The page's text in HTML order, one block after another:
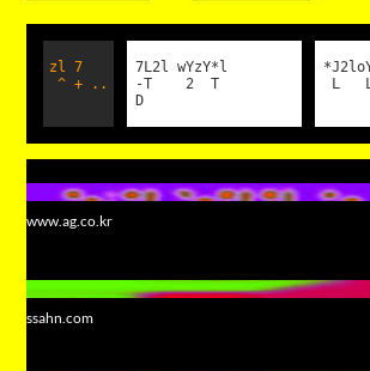
zl 7
^ + ..
7L2l wYzY*l
-T 2 T
D
L
www.ag.co.kr
ssahn.com